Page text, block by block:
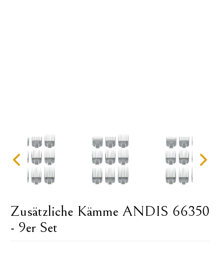
Zusätzliche Kämme ANDIS 66350
- 9er Set